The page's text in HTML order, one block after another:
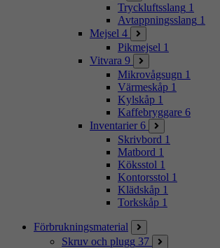
Tryckluftsslang 1
Avtappningsslang 1
Mejsel 4
Pikmejsel 1
Vitvara 9
Mikrovågsugn 1
Värmeskåp 1
Kylskåp 1
Kaffebryggare 6
Inventarier 6
Skrivbord 1
Matbord 1
Köksstol 1
Kontorsstol 1
Klädskåp 1
Torkskåp 1
Förbrukningsmaterial
Skruv och plugg 37